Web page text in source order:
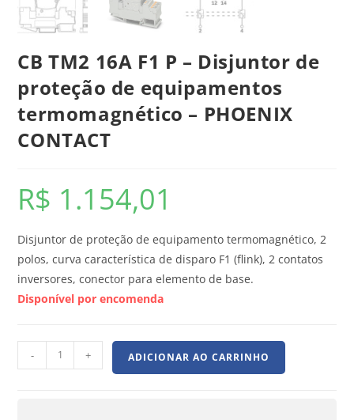
CB TM2 16A F1 P – Disjuntor de
proteção de equipamentos
termomagnético – PHOENIX
CONTACT
R$ 1.154,01
Disjuntor de proteção de equipamento termomagnético, 2
polos, curva característica de disparo F1 (flink), 2 contatos
inversores, conector para elemento de base.
Disponível por encomenda
- + ADICIONAR AO CARRINHO